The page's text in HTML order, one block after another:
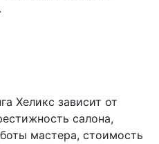
Хеликс зависит от
салона,
мастера, стоимость